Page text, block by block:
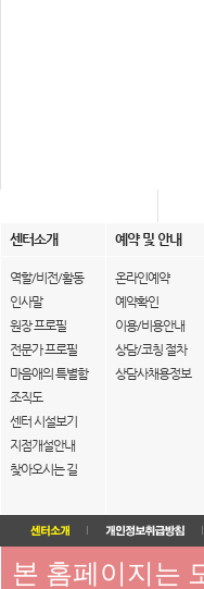
센터소개 예약 및 안내
역할/비전/활동
인사말
원장 프로필
전문가 프로필
마음애의 특별함
조직도
센터 시설보기
지점개설안내
찾아오시는 길
온라인예약
예약확인
이용/비용안내
상담/코칭 절차
상담사채용정보
본 홈페이지는